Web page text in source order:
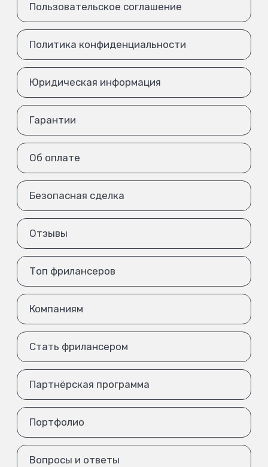
Пользовательское соглашение
Политика конфиденциальности
Юридическая информация
Гарантии
Об оплате
Безопасная сделка
Отзывы
Топ фрилансеров
Компаниям
Стать фрилансером
Партнёрская программа
Портфолио
Вопросы и ответы